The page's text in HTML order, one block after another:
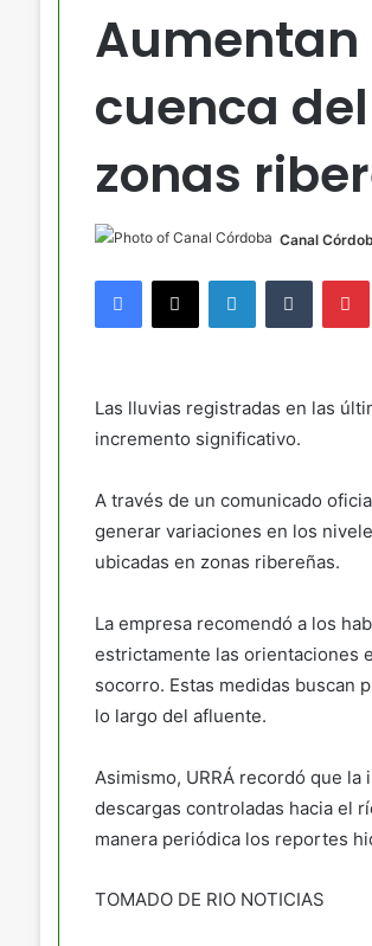
Aumentan
cuenca
zonas
Canal
Facebook
X LinkedInTumblr
Las lluvias registradas en las
incremento significativo.
A través de un comunicado
generar variaciones en los
ubicadas en zonas ribereñas.
La empresa recomendó a los
estrictamente las orientaciones
socorro. Estas medidas buscan
lo largo del afluente.
Asimismo, URRÁ recordó que
descargas controladas hacia el
manera periódica los reportes
TOMADO DE RIO NOTICIAS